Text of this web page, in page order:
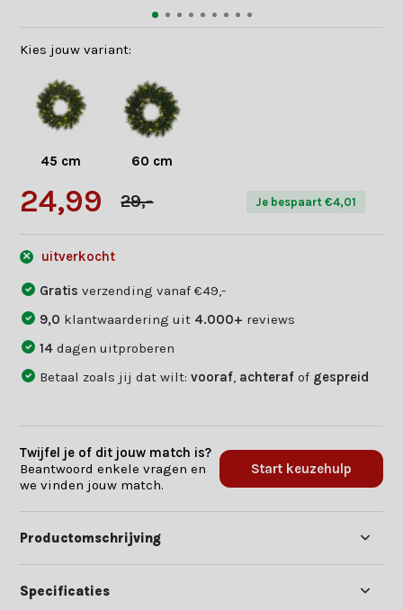
Kies jouw variant:
45 cm 60 cm
24,99 29,- Je bespaart €4,01
uitverkocht
Gratisverzending vanaf €49,-
9,0 klantwaardering uit 4.000+ reviews
14dagen uitproberen
Betaal zoals jij dat wilt:vooraf achteraf of gespreid
Twijfel je of dit jouw match is?
Beantwoord enkele vragen en
we vinden jouw match.
Start keuzehulp
Productomschrijving
Specificaties